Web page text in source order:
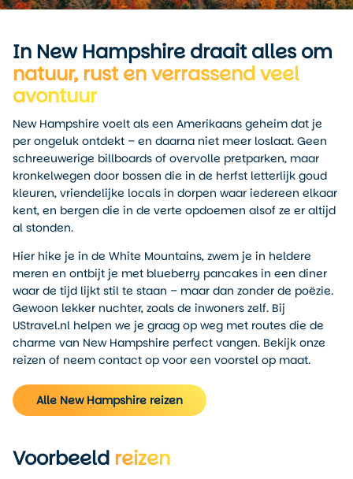
In New Hampshire draait alles om
natuur, rust en verrassend veel
avontuur
New Hampshire voelt als een Amerikaans geheim dat je
per ongeluk ontdekt – en daarna niet meer loslaat. Geen
schreeuwerige billboards of overvolle pretparken, maar
kronkelwegen door bossen die in de herfst letterlijk goud
kleuren, vriendelijke locals in dorpen waar iedereen elkaar
kent, en bergen die in de verte opdoemen alsof ze er altijd
al stonden.
Hier hike je in de White Mountains, zwem je in heldere
meren en ontbijt je met blueberry pancakes in een diner
waar de tijd lijkt stil te staan – maar dan zonder de poëzie.
Gewoon lekker nuchter, zoals de inwoners zelf. Bij
UStravel.nl helpen we je graag op weg met routes die de
charme van New Hampshire perfect vangen. Bekijk onze
reizen of neem contact op voor een voorstel op maat.
Alle New Hampshire reizen
Voorbeeld reizen